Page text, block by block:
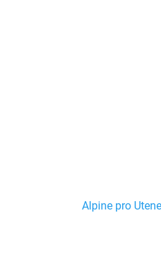
Alpine pro